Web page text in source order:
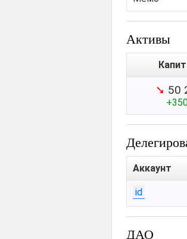
Активы
➘ 50
Аккаунт
id
ДАО